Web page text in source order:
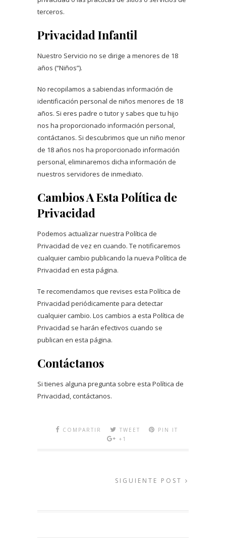
terceros.
Privacidad Infantil
Nuestro Servicio no se dirige a menores de 18
años (“Niños”).
No recopilamos a sabiendas información de
identificación personal de niños menores de 18
años. Si eres padre o tutor y sabes que tu hijo
nos ha proporcionado información personal,
contáctanos. Si descubrimos que un niño menor
de 18 años nos ha proporcionado información
personal, eliminaremos dicha información de
nuestros servidores de inmediato.
Cambios A Esta Política de
Privacidad
Podemos actualizar nuestra Política de
Privacidad de vez en cuando. Te notificaremos
cualquier cambio publicando la nueva Política de
Privacidad en esta página.
Te recomendamos que revises esta Política de
Privacidad periódicamente para detectar
cualquier cambio. Los cambios a esta Política de
Privacidad se harán efectivos cuando se
publican en esta página.
Contáctanos
Si tienes alguna pregunta sobre esta Política de
Privacidad, contáctanos.
COMPARTIR TWEET
PIN IT
+1
SIGUIENTE POST